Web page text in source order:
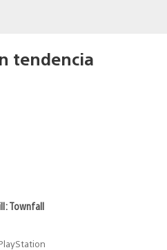
tendencia
Townfall